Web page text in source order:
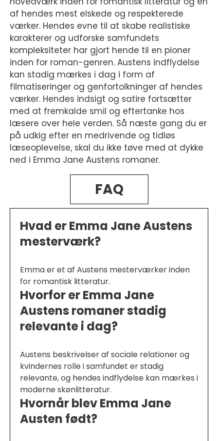
af hendes mest elskede og respekterede
værker. Hendes evne til at skabe realistiske
karakterer og udforske samfundets
kompleksiteter har gjort hende til en pioner
inden for roman-genren. Austens indflydelse
kan stadig mærkes i dag i form af
filmatiseringer og genfortolkninger af hendes
værker. Hendes indsigt og satire fortsætter
med at fremkalde smil og eftertanke hos
læsere over hele verden. Så næste gang du er
på udkig efter en medrivende og tidløs
læseoplevelse, skal du ikke tøve med at dykke
ned i Emma Jane Austens romaner.
FAQ
Hvad er Emma Jane Austens
mesterværk?
Emma er et af Austens mesterværker inden
for romantisk litteratur.
Hvorfor er Emma Jane
Austens romaner stadig
relevante i dag?
Austens beskrivelser af sociale relationer og
kvindernes rolle i samfundet er stadig
relevante, og hendes indflydelse kan mærkes i
moderne skønlitteratur.
Hvornår blev Emma Jane
Austen født?